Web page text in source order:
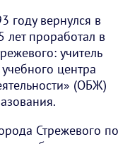
году вернулся в
лет проработал в
учитель
центра
(ОБЖ)
Стрежевого по